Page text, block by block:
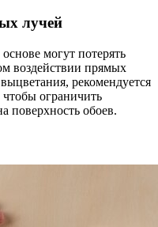
лучей
могут потерять
воздействии прямых
рекомендуется
ограничить
поверхность обоев.